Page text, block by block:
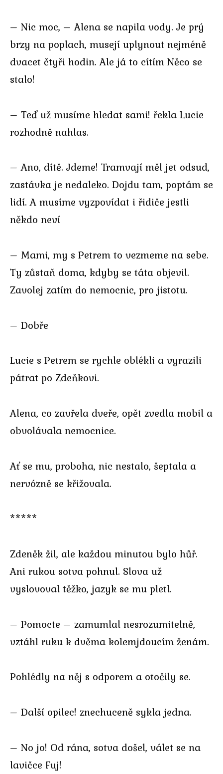
– Nic moc, – Alena se napila vody. Je prý
brzy na poplach, musejí uplynout nejméně
dvacet čtyři hodin. Ale já to cítím Něco se
stalo!
– Teď už musíme hledat sami! řekla Lucie
rozhodně nahlas.
– Ano, dítě. Jdeme! Tramvají měl jet odsud,
zastávka je nedaleko. Dojdu tam, poptám se
lidí. A musíme vyzpovídat i řidiče jestli
někdo neví
– Mami, my s Petrem to vezmeme na sebe.
Ty zůstaň doma, kdyby se táta objevil.
Zavolej zatím do nemocnic, pro jistotu.
– Dobře
Lucie s Petrem se rychle oblékli a vyrazili
pátrat po Zdeňkovi.
Alena, co zavřela dveře, opět zvedla mobil a
obvolávala nemocnice.
Ať se mu, proboha, nic nestalo, šeptala a
nervózně se křižovala.
*****
Zdeněk žil, ale každou minutou bylo hůř.
Ani rukou sotva pohnul. Slova už
vyslovoval těžko, jazyk se mu pletl.
– Pomocte – zamumlal nesrozumitelně,
vztáhl ruku k dvěma kolemjdoucím ženám.
Pohlédly na něj s odporem a otočily se.
– Další opilec! znechuceně sykla jedna.
– No jo! Od rána, sotva došel, válet se na
lavičce Fuj!